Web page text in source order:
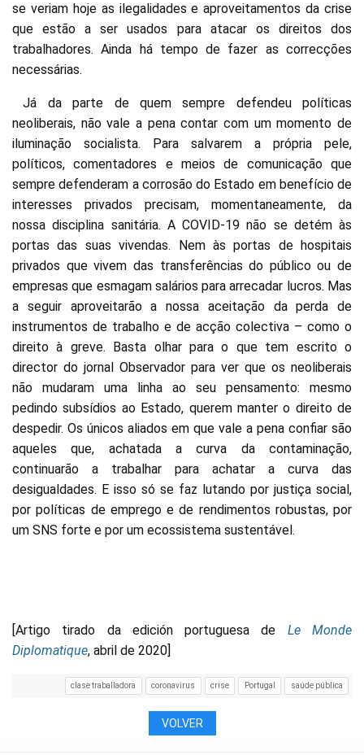
se veriam hoje as ilegalidades e aproveitamentos da crise
que estão a ser usados para atacar os direitos dos
trabalhadores. Ainda há tempo de fazer as correcções
necessárias.
Já da parte de quem sempre defendeu políticas
neoliberais, não vale a pena contar com um momento de
iluminação socialista. Para salvarem a própria pele,
políticos, comentadores e meios de comunicação que
sempre defenderam a corrosão do Estado em benefício de
interesses privados precisam, momentaneamente, da
nossa disciplina sanitária. A COVID-19 não se detém às
portas das suas vivendas. Nem às portas de hospitais
privados que vivem das transferências do público ou de
empresas que esmagam salários para arrecadar lucros. Mas
a seguir aproveitarão a nossa aceitação da perda de
instrumentos de trabalho e de acção colectiva – como o
direito à greve. Basta olhar para o que tem escrito o
director do jornal Observador para ver que os neoliberais
não mudaram uma linha ao seu pensamento: mesmo
pedindo subsídios ao Estado, querem manter o direito de
despedir. Os únicos aliados em que vale a pena confiar são
aqueles que, achatada a curva da contaminação,
continuarão a trabalhar para achatar a curva das
desigualdades. E isso só se faz lutando por justiça social,
por políticas de emprego e de rendimentos robustas, por
um SNS forte e por um ecossistema sustentável.
[Artigo tirado da edición portuguesa de Le Monde
Diplomatique, abril de 2020]
clase traballadora coronavirus crise Portugal saúde pública
VOLVER